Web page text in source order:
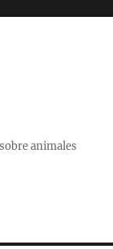
animales